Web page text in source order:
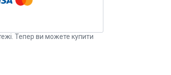
Тепер ви можете купити